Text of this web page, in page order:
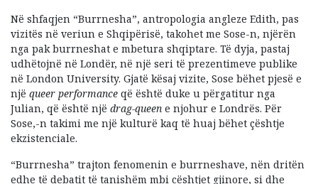
Në shfaqjen “Burrnesha”, antropologia angleze Edith, pas
vizitës në veriun e Shqipërisë, takohet me Sose-n, njërën
nga pak burrneshat e mbetura shqiptare. Të dyja, pastaj
udhëtojnë në Londër, në një seri të prezentimeve publike
në London University. Gjatë kësaj vizite, Sose bëhet pjesë e
një queer performance që është duke u përgatitur nga
Julian, që është një drag-queen e njohur e Londrës. Për
Sose,-n takimi me një kulturë kaq të huaj bëhet çështje
ekzistenciale.
“Burrnesha” trajton fenomenin e burrneshave, nën dritën
edhe të debatit të tanishëm mbi cështjet gjinore, si dhe